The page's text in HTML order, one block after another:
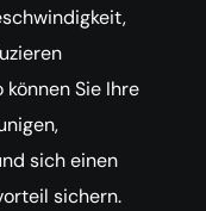
Sie Ihre
sich einen
sichern.